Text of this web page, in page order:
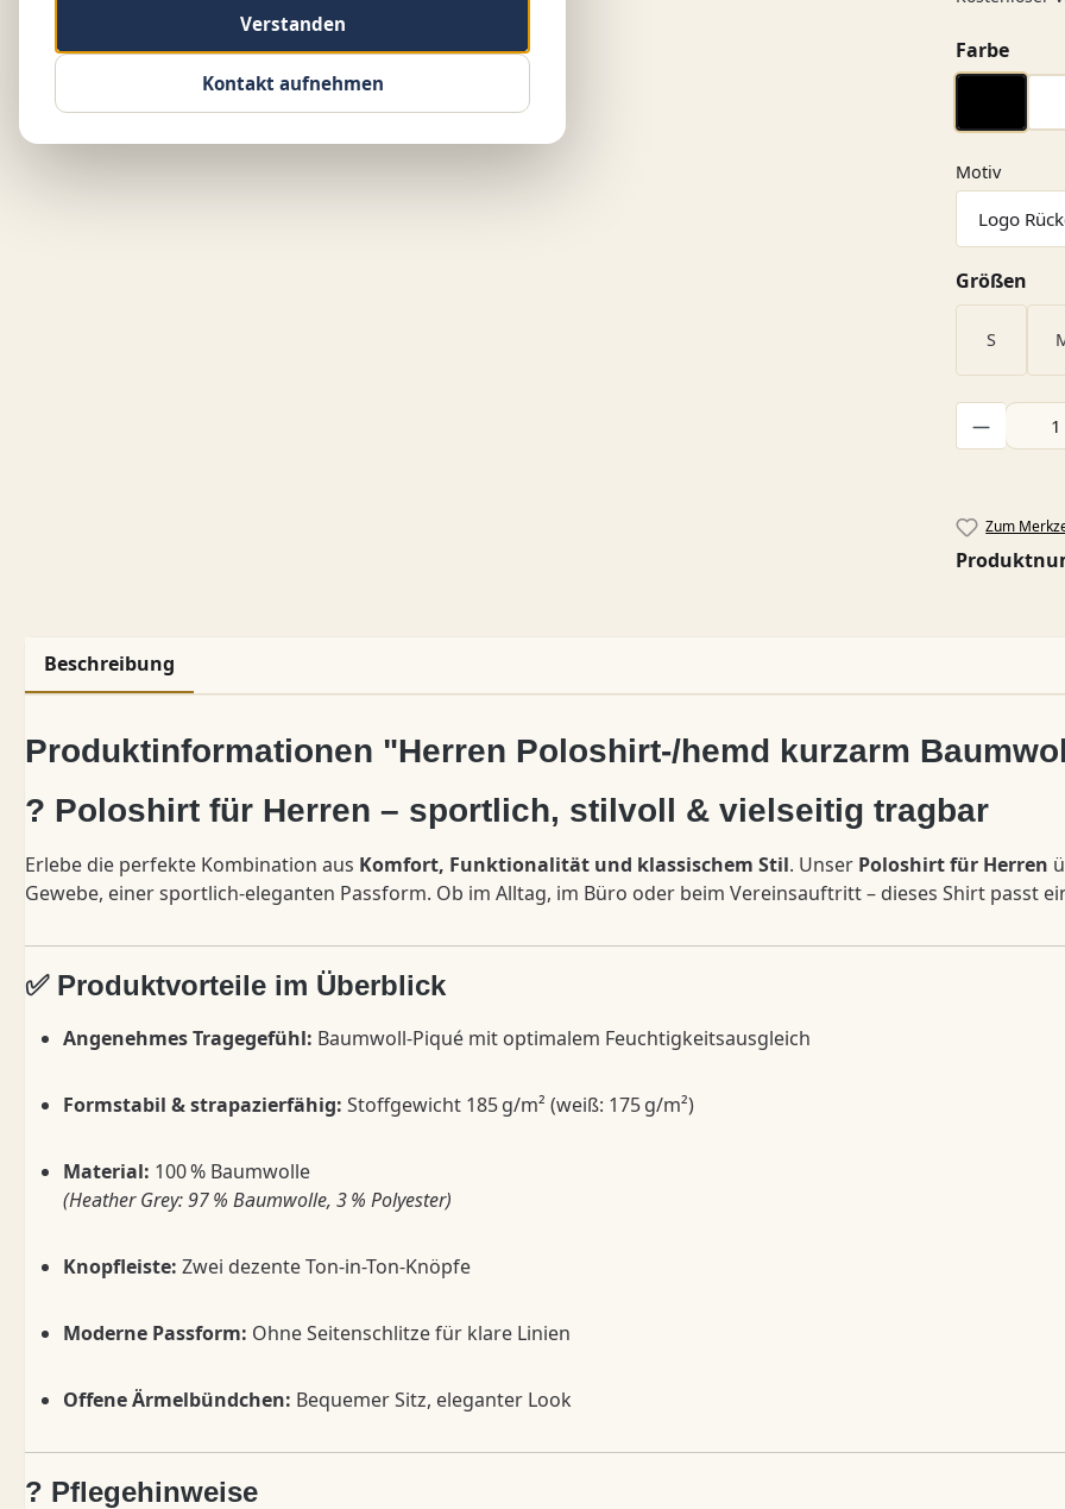
Verstanden
Kontakt aufnehmen
Farbe
Motiv
Größen
S
Produkt
Zum
Beschreibung
Produktinformationen "Herren Poloshirt-/hemd kurzarm
? Poloshirt für Herren – sportlich, stilvoll & vielseitig tragbar
Erlebe die perfekte Kombination aus Komfort, Funktionalität und klassischem Stil. Unser Poloshirt für Herren
Gewebe, einer sportlich-eleganten Passform. Ob im Alltag, im Büro oder beim Vereinsauftritt – dieses Shirt passt
✅ Produktvorteile im Überblick
Angenehmes Tragegefühl: Baumwoll-Piqué mit optimalem Feuchtigkeitsausgleich
Formstabil & strapazierfähig: Stoffgewicht 185 g/m² (weiß: 175 g/m²)
Material: 100 % Baumwolle
(Heather Grey: 97 % Baumwolle, 3 % Polyester)
Knopfleiste: Zwei dezente Ton-in-Ton-Knöpfe
Moderne Passform: Ohne Seitenschlitze für klare Linien
Offene Ärmelbündchen: Bequemer Sitz, eleganter Look
? Pflegehinweise